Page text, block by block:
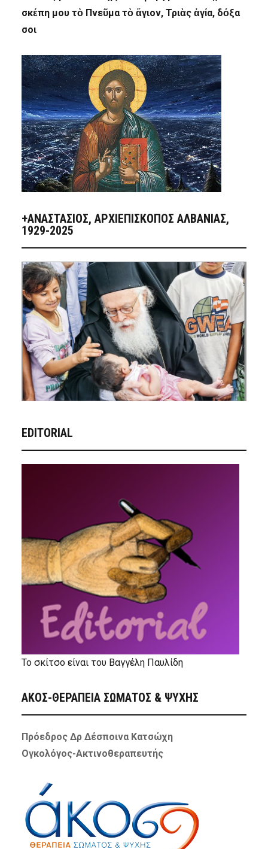
σκέπη μου τὸ Πνεῦμα τὸ ἅγιον, Τριὰς ἁγία, δόξα
σοι
+ΑΝΑΣΤΆΣΙΟΣ, ΑΡΧΙΕΠΊΣΚΟΠΟΣ ΑΛΒΑΝΊΑΣ,
1929-2025
EDITORIAL
Το σκίτσο είναι του Βαγγέλη Παυλίδη
ΑΚΟΣ-ΘΕΡΑΠΕΙΑ ΣΩΜΑΤΟΣ & ΨΥΧΗΣ
Πρόεδρος Δρ Δέσποινα Κατσώχη
Ογκολόγος-Ακτινοθεραπευτής